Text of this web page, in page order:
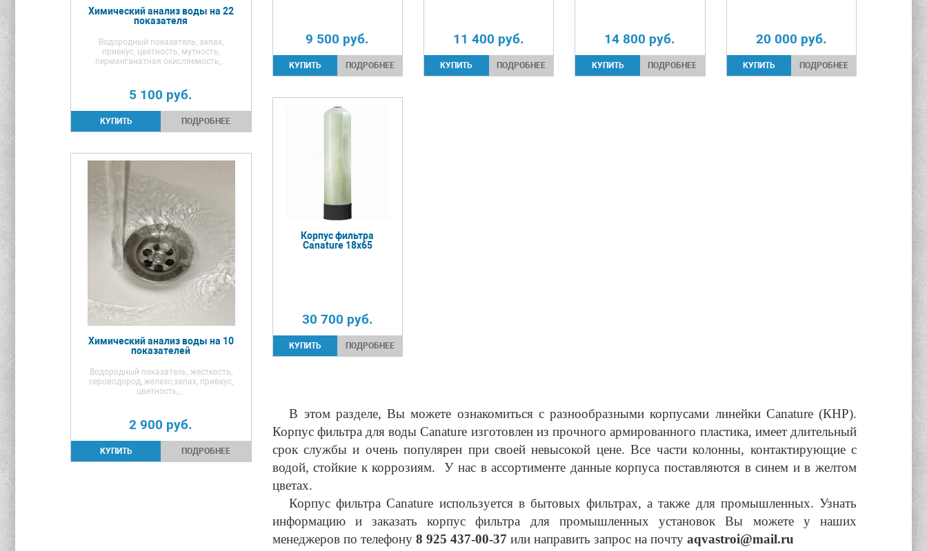
Химический анализ воды на 22
показателя
Водородный показатель, запах,
привкус, цветность, мутность,
перманганатная окисляемость,...
5 100 руб.
ПОДРОБНЕЕ
Химический анализ воды на 10
показателей
Водородный показатель, жесткость,
сероводород, железо,запах, привкус,
цветность,...
2 900 руб.
ПОДРОБНЕЕ
9 500 руб.
ПОДРОБНЕЕ
11 400 руб.
ПОДРОБНЕЕ
14 800 руб.
ПОДРОБНЕЕ
20 000 руб.
ПОДРОБНЕЕ
Корпус фильтра
Canature 18х65
30 700 руб.
ПОДРОБНЕЕ
В этом разделе, Вы можете ознакомиться с разнообразными корпусами линейки Canature (КНР).
Корпус фильтра для воды Canature изготовлен из прочного армированного пластика, имеет длительный
срок службы и очень популярен при своей невысокой цене. Все части колонны, контактирующие с
водой, стойкие к коррозиям. У нас в ассортименте данные корпуса поставляются в синем и в желтом
цветах.
Корпус фильтра Canature используется в бытовых фильтрах, а также для промышленных. Узнать
информацию и заказать корпус фильтра для промышленных установок Вы можете у наших
менеджеров по телефону8 925 437-00-37 или направить запрос на почту aqvastroi@mail.ru